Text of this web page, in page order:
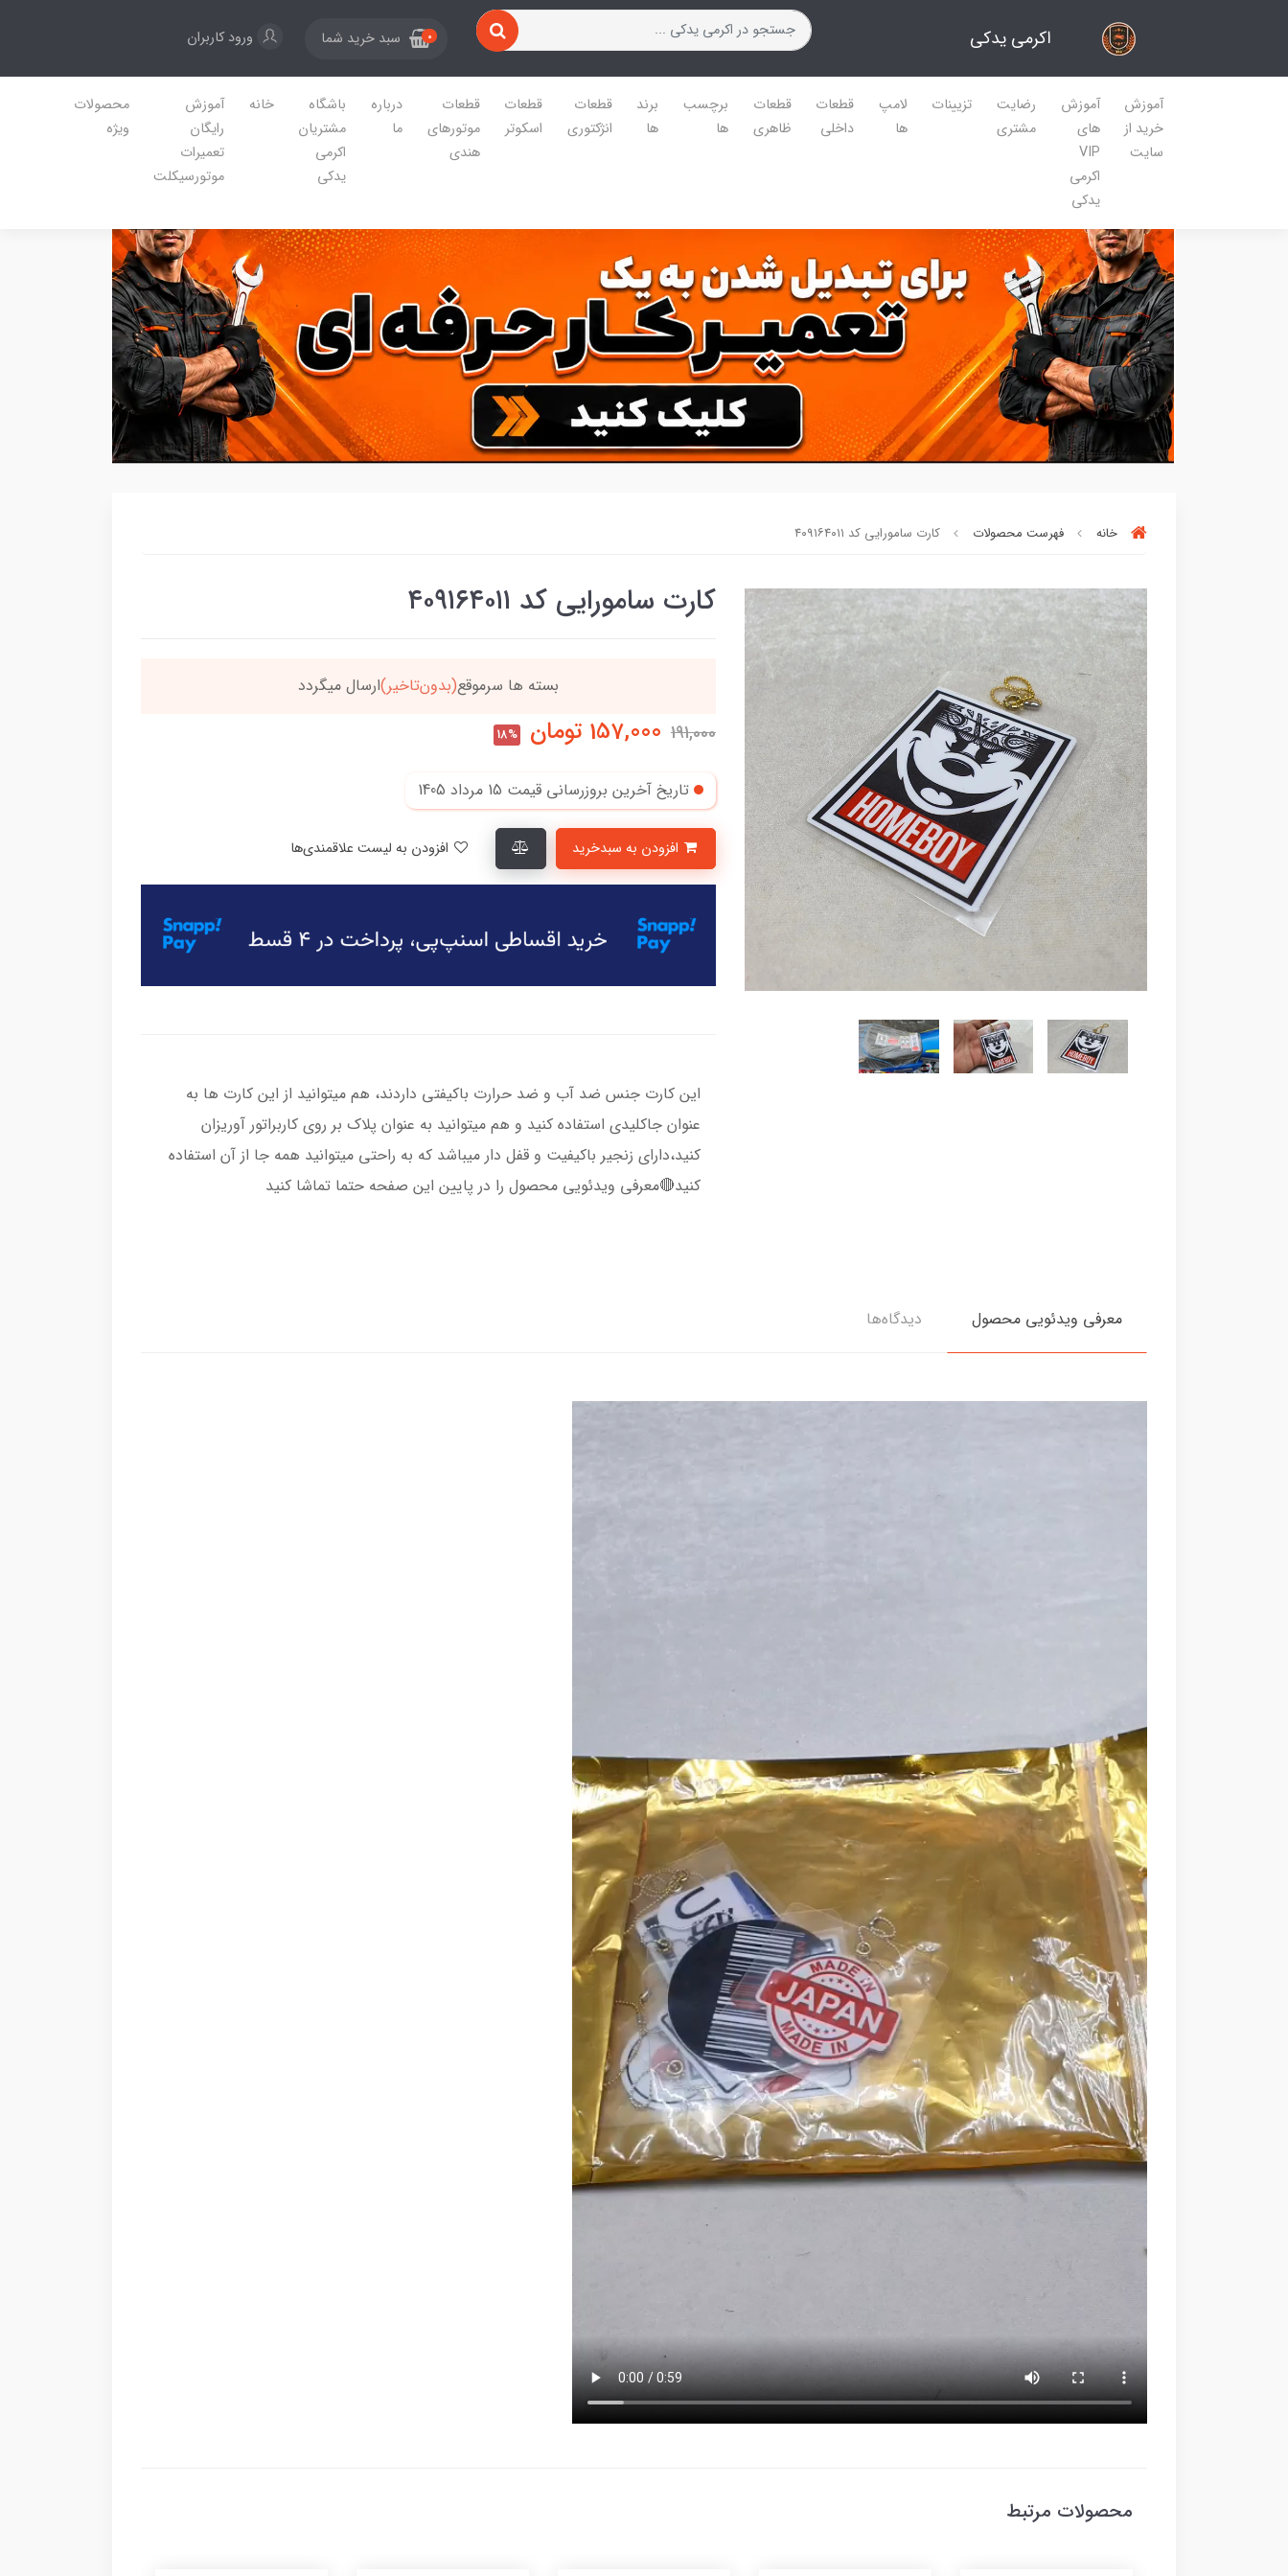
اکرمی یدکی 0 سبد خرید شما ورود کاربران
آموزش
خرید از
سایت
آموزش
های
VIP
اکرمی
یدکی
رضایت
مشتری
تزیینات
لامپ
ها
قطعات
داخلی
قطعات
ظاهری
برچسب
ها
برند
ها
قطعات
انژکتوری
قطعات
اسکوتر
قطعات
موتورهای
هندی
درباره
ما
باشگاه
مشتریان
اکرمی
یدکی
خانه
آموزش
رایگان
تعمیرات
موتورسیکلت
محصولات
ویژه
خانه فهرست محصولات کارت سامورایی کد ۴۰۹۱۶۴۰۱۱
کارت سامورایی کد ۴۰۹۱۶۴۰۱۱
بسته ها سرموقع(بدون‌تاخیر) ارسال میگردد خریدتو به5میلیون برسون،ارسالت‌رایگانه
191,000
157,000 تومان 18%
تاریخ آخرین بروزرسانی قیمت 15 مرداد 1405
این کارت جنس ضد آب و ضد حرارت باکیفتی داردند، هم میتوانید از این کارت ها به
عنوان جاکلیدی استفاده کنید و هم میتوانید به عنوان پلاک بر روی کاربراتور آوریزان
کنید،دارای زنجیر باکیفیت و قفل دار میباشد که به راحتی میتوانید همه جا از آن استفاده
کنید🔴معرفی ویدئویی محصول را در پایین این صفحه حتما تماشا کنید
معرفی ویدئویی محصول دیدگاه‌ها
محصولات مرتبط